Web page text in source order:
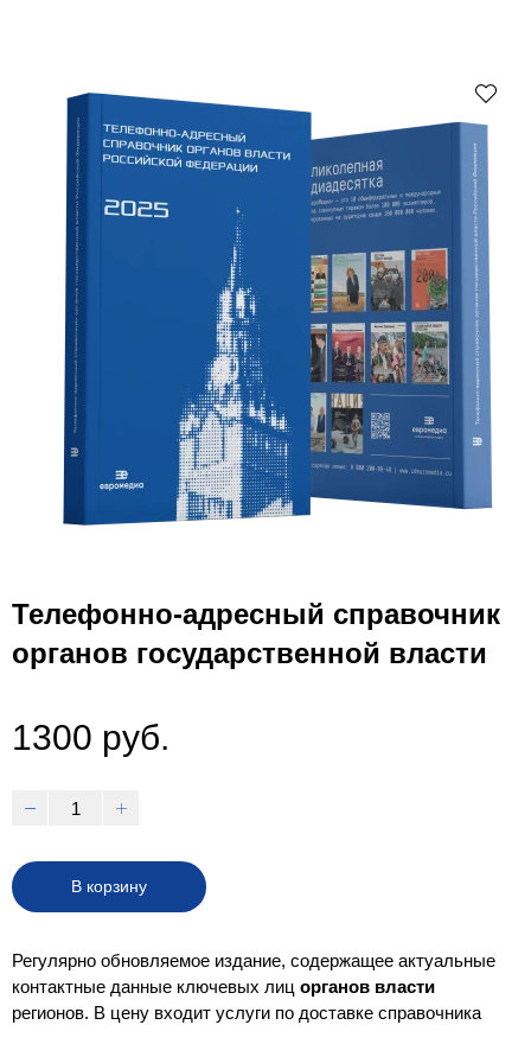
Телефонно-адресный справочник
органов государственной власти
1300 руб.
В корзину
Регулярно обновляемое издание, содержащее актуальные
контактные данные ключевых лиц органов власти
регионов. В цену входит услуги по доставке справочника